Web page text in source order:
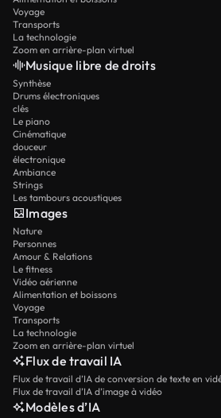
Voyage
Transports
La technologie
Zoom en arrière-plan virtuel
Musique libre de droits
Synthèse
Drums électroniques
clés
Le piano
Cinématique
douceur
électronique
Ambiance
Strings
Les tambours acoustiques
Images
Nature
Personnes
Amour & Relations
Le fitness
Vidéo aérienne
Alimentation et boissons
Voyage
Transports
La technologie
Zoom en arrière-plan virtuel
Flux de travail IA
Flux de travail d’IA de conversion de texte en
Flux de travail d’IA d’image à vidéo
Modèles d’IA